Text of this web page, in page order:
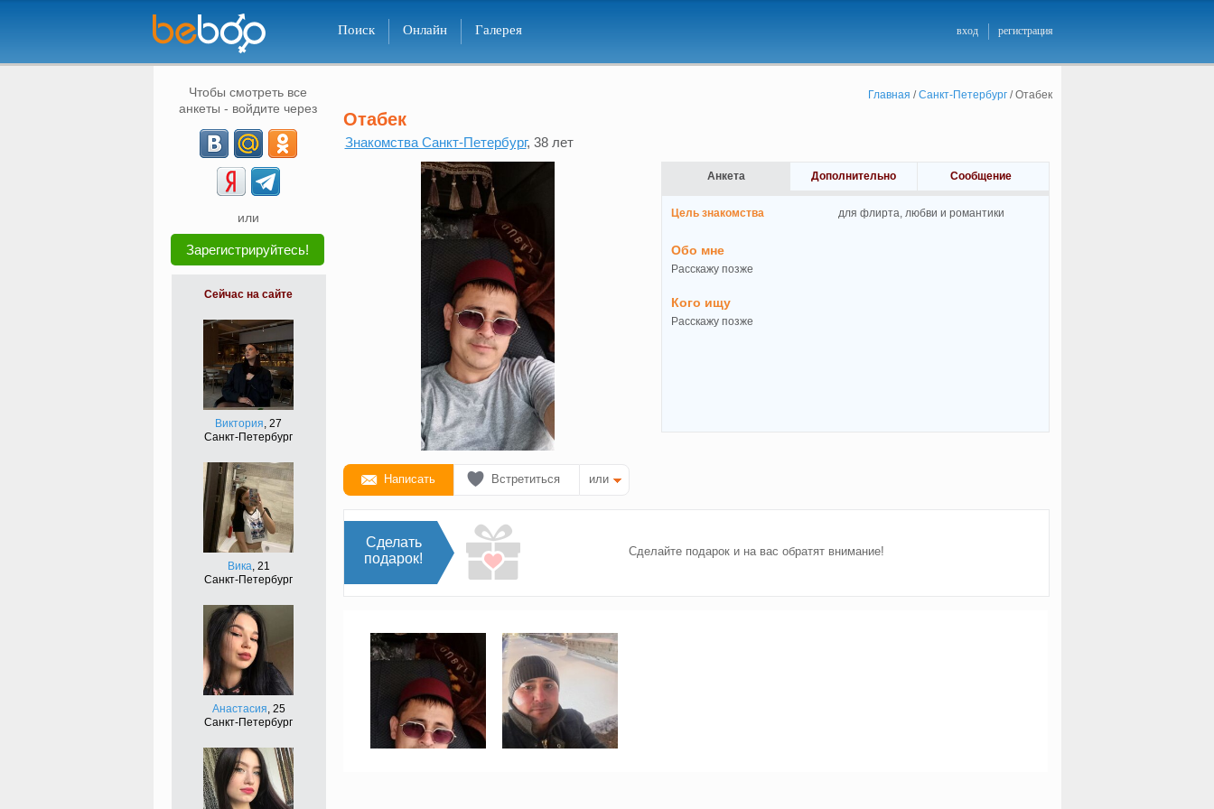
Поиск Онлайн Галерея вход регистрация
Чтобы смотреть все
анкеты - войдите через
или
Зарегистрируйтесь!
Сейчас на сайте
Виктория, 27
Санкт-Петербург
Вика, 21
Санкт-Петербург
Анастасия, 25
Санкт-Петербург
Главная /Санкт-Петербург/Отабек
Отабек
Знакомства Санкт-Петербург, 38 лет
Написать Встретиться или
Анкета Дополнительно Сообщение
Цель знакомства для флирта, любви и романтики
Обо мне
Расскажу позже
Кого ищу
Расскажу позже
Сделать
подарок!
Сделайте подарок и на вас обратят внимание!